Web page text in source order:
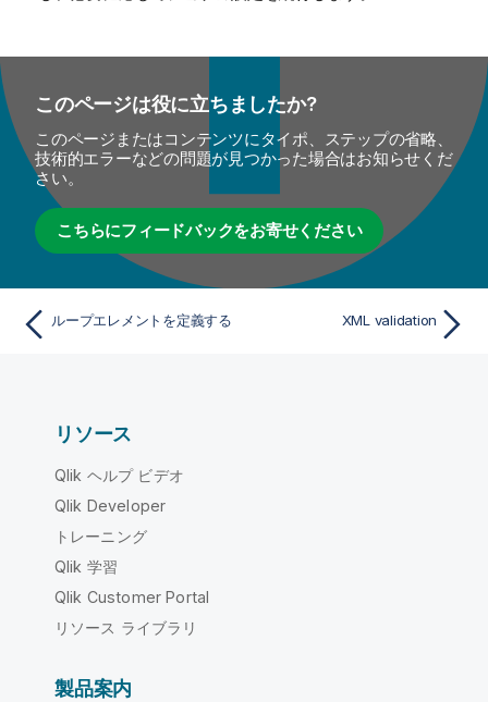
このページは役に立ちましたか?
このページまたはコンテンツにタイポ、ステップの省略、
技術的エラーなどの問題が見つかった場合はお知らせくだ
さい。
こちらにフィードバックをお寄せください
ループエレメントを定義する XML validation
リソース
Qlik ヘルプ ビデオ
Qlik Developer
トレーニング
Qlik 学習
Qlik Customer Portal
リソース ライブラリ
製品案内